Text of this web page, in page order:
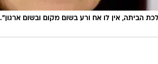
הביתה, אין לו אח ורע בשום מקום ובשום